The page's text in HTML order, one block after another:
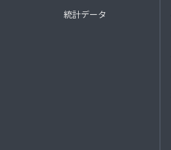
統計データ